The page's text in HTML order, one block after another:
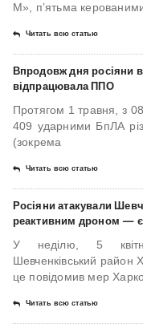
М», п’ятьма
Читать всю статью
Впродовж дня росіяни
відпрацювала ППО
Протягом 1 травня, з
409 ударними БпЛА
(зокрема
Читать всю статью
Росіяни атакували
реактивним дроном — є
У неділю, 5
Шевченківський
це повідомив мер
Читать всю статью